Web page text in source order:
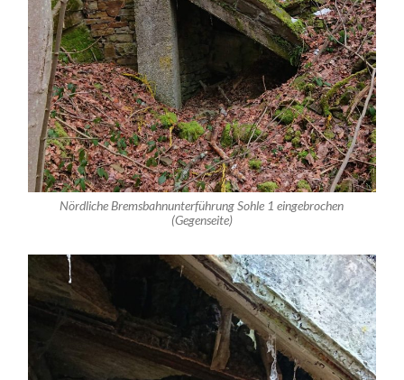
Nördliche Bremsbahnunterführung Sohle 1 eingebrochen
(Gegenseite)